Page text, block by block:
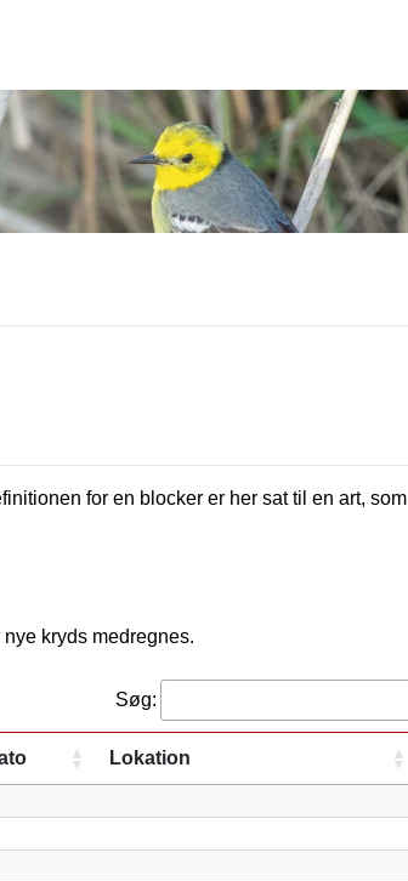
for en blocker er her sat til en art, som
kryds medregnes.
Søg:
Lokation